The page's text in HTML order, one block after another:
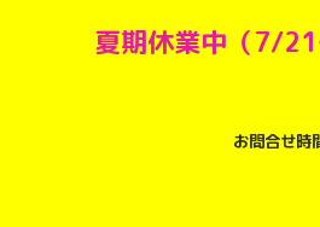
夏期休業中（7/
お問合せ時